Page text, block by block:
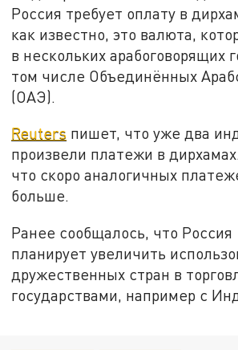
Россия требует оплату в
как известно, это валюта,
в нескольких арабоговорящих
том числе Объединённых
(ОАЭ).
Reuters пишет, что уже два
произвели платежи в
что скоро аналогичных
больше.
Ранее сообщалось, что Россия
планирует увеличить
дружественных стран в
государствами, например с